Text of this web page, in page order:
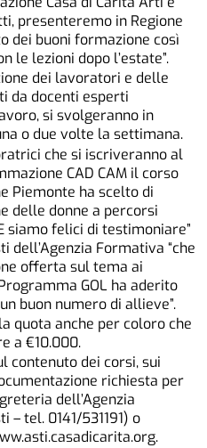
presenteremo in Regione
dei buoni formazione così
le lezioni dopo l’estate”.
dei lavoratori e delle
da docenti esperti
si svolgeranno in
o due volte la settimana.
che si iscriveranno al
CAD CAM il corso
Piemonte ha scelto di
delle donne a percorsi
siamo felici di testimoniare”
dell’Agenzia Formativa “che
offerta sul tema ai
GOL ha aderito
buon numero di allieve”.
quota anche per coloro che
a €10.000.
contenuto dei corsi, sui
richiesta per
dell’Agenzia
– tel. 0141/531191) o